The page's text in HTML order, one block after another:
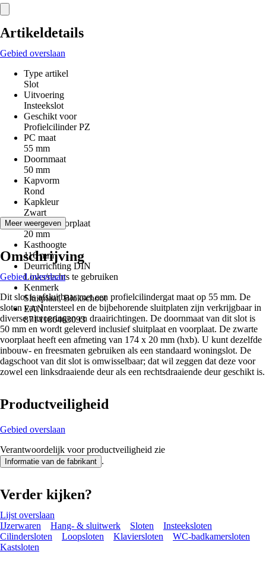
Artikeldetails
Gebied overslaan
Type artikel
Slot
Uitvoering
Insteekslot
Geschikt voor
Profielcilinder PZ
PC maat
55 mm
Doornmaat
50 mm
Kapvorm
Rond
Kapkleur
Zwart
Breedte voorplaat
20 mm
Kasthoogte
116 mm
Deurrichting DIN
Links/rechts te gebruiken
Kenmerk
Sluitplaat, Blokschoot
EAN
8714186463093
Meer weergeven
Omschrijving
Gebied overslaan
Dit slot is afsluitbaar met een profielcilindergat maat op 55 mm. De
sloten van Intersteel en de bijbehorende sluitplaten zijn verkrijgbaar in
diverse uitvoeringen en draairichtingen. De doornmaat van dit slot is
50 mm en wordt geleverd inclusief sluitplaat en voorplaat. De zwarte
voorplaat heeft een afmeting van 174 x 20 mm (hxb). U kunt dezelfde
inbouw- en freesmaten gebruiken als een standaard woningslot. De
dagschoot van dit slot is omwisselbaar; dat wil zeggen dat deze voor
zowel een linksdraaiende deur als een rechtsdraaiende deur geschikt is.
Productveiligheid
Gebied overslaan
Verantwoordelijk voor productveiligheid zie
Informatie van de fabrikant .
Verder kijken?
Lijst overslaan
IJzerwaren
Hang- & sluitwerk Sloten
Insteeksloten
Cilindersloten
Loopsloten Klaviersloten
WC-badkamersloten
Kastsloten